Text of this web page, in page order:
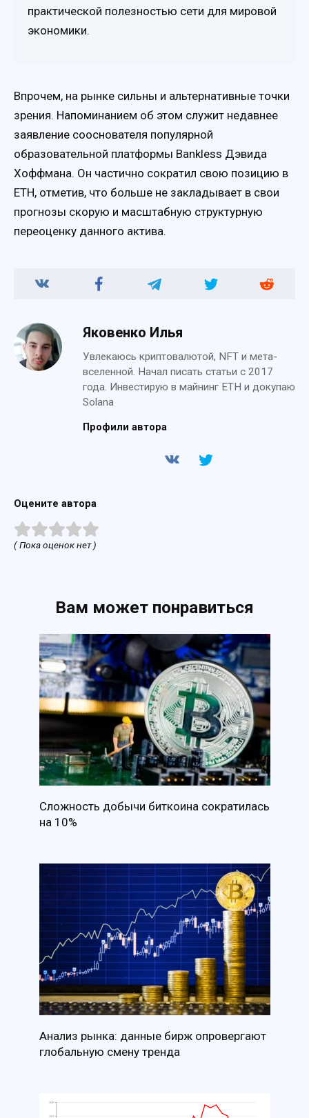
практической полезностью сети для мировой
экономики.
Впрочем, на рынке сильны и альтернативные точки
зрения. Напоминанием об этом служит недавнее
заявление сооснователя популярной
образовательной платформы Bankless Дэвида
Хоффмана. Он частично сократил свою позицию в
ETH, отметив, что больше не закладывает в свои
прогнозы скорую и масштабную структурную
переоценку данного актива.
Яковенко Илья
Увлекаюсь криптовалютой, NFT и мета-
вселенной. Начал писать статьи с 2017
года. Инвестирую в майнинг ETH и докупаю
Solana
Профили автора
Оцените автора
( Пока оценок нет )
Вам может понравиться
Сложность добычи биткоина сократилась
на 10%
Анализ рынка: данные бирж опровергают
глобальную смену тренда